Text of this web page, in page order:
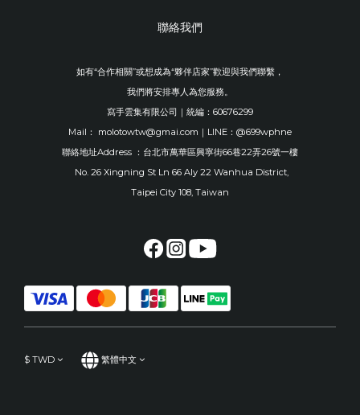
聯絡我們
如有“合作相關”或想成為“夥伴店家”歡迎與我們聯繫，
我們將安排專人為您服務。
寫手雲集有限公司｜統編：60676299
Mail： molotowtw@gmai.com｜LINE：@699wphne
聯絡地址Address ：台北市萬華區興寧街66巷22弄26號一樓
No. 26 Xingning St Ln 66 Aly 22 Wanhua District,
Taipei City 108, Taiwan
$ TWD 繁體中文